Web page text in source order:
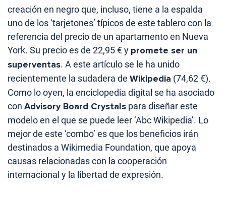
creación en negro que, incluso, tiene a la espalda
uno de los ‘tarjetones’ típicos de este tablero con la
referencia del precio de un apartamento en Nueva
York. Su precio es de 22,95 € y promete ser un
superventas. A este artículo se le ha unido
recientemente la sudadera de Wikipedia (74,62 €).
Como lo oyen, la enciclopedia digital se ha asociado
con Advisory Board Crystals para diseñar este
modelo en el que se puede leer ‘Abc Wikipedia’. Lo
mejor de este ‘combo’ es que los beneficios irán
destinados a Wikimedia Foundation, que apoya
causas relacionadas con la cooperación
internacional y la libertad de expresión.